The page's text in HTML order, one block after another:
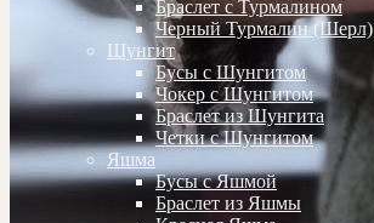
Браслет с Турмалином
Черный Турмалин (Шерл)
Шунгит
Бусы с Шунгитом
Чокер с Шунгитом
Браслет из Шунгита
Четки с Шунгитом
Яшма
Бусы с Яшмой
Браслет из Яшмы